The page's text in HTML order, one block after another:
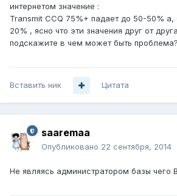
интернетом значение :
Transmit CCQ 75%+ падает до 50-50%
20% , ясно что эти значения друг от
подскажите в чем может быть
Вставить ник Цитата
saaremaa
Опубликовано 22 сентября, 2014
Не являясь администратором базы чего